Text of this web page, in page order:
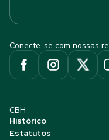
Conecte-se com nossas
CBH
Histórico
Estatutos